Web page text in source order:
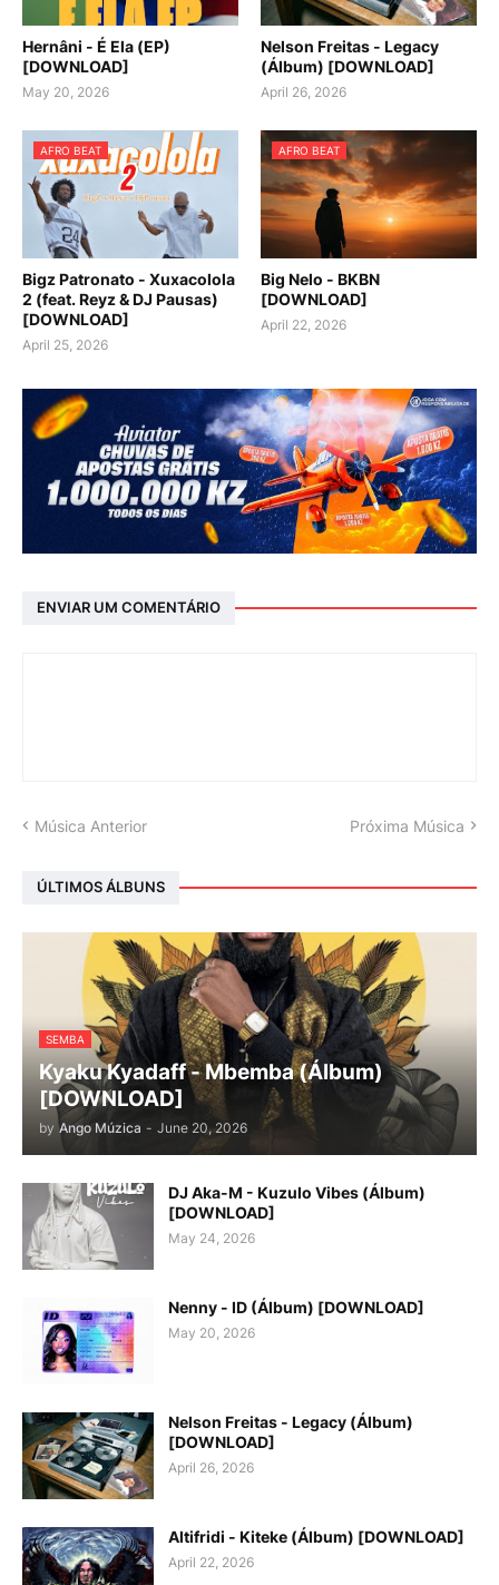
Hernâni - É Ela (EP)
[DOWNLOAD]
May 20, 2026
Nelson Freitas - Legacy
(Álbum) [DOWNLOAD]
April 26, 2026
AFRO BEAT
Bigz Patronato - Xuxacolola
2 (feat. Reyz & DJ Pausas)
[DOWNLOAD]
April 25, 2026
AFRO BEAT
Big Nelo - BKBN
[DOWNLOAD]
April 22, 2026
ENVIAR UM COMENTÁRIO
Música Anterior Próxima Música
ÚLTIMOS ÁLBUNS
SEMBA
Kyaku Kyadaff - Mbemba (Álbum)
[DOWNLOAD]
by Ango Múzica - June 20, 2026
DJ Aka-M - Kuzulo Vibes (Álbum)
[DOWNLOAD]
May 24, 2026
Nenny - ID (Álbum) [DOWNLOAD]
May 20, 2026
Nelson Freitas - Legacy (Álbum)
[DOWNLOAD]
April 26, 2026
Altifridi - Kiteke (Álbum) [DOWNLOAD]
April 22, 2026